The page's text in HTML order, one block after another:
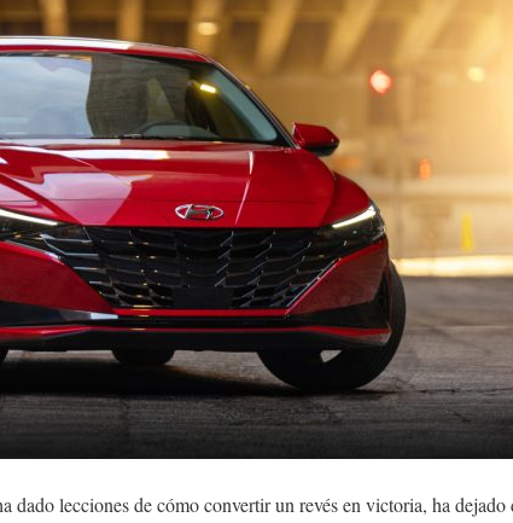
dado lecciones de cómo convertir un revés en victoria, ha dejado